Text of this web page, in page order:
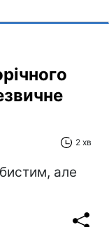
2 хв
але